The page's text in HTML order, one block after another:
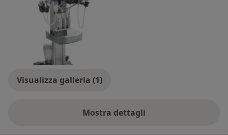
Dislipidemia
delle notizie raccolte, potrà richiedere ulteriori
Visualizza galleria (1)
Mostra dettagli
sull'esperienza